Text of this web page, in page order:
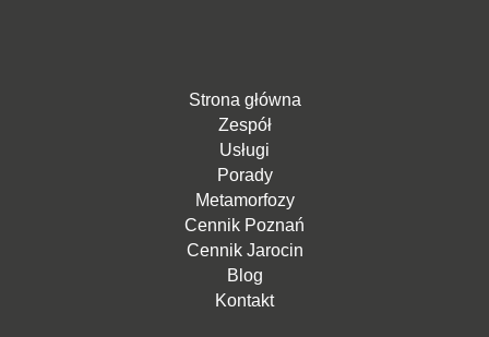
Strona główna
Zespół
Usługi
Porady
Metamorfozy
Cennik Poznań
Cennik Jarocin
Blog
Kontakt